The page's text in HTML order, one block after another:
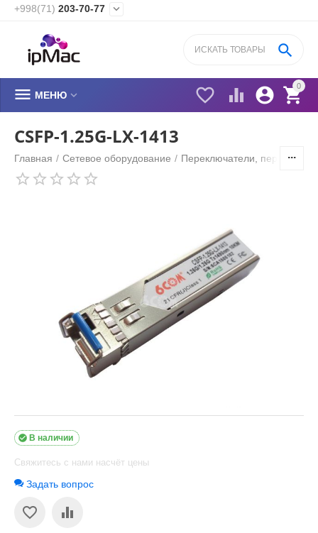
+998(71) 203-70-77 
0


 

 МЕНЮ 
CSFP-1.25G-LX-1413
Главная / Сетевое оборудование / Переключатели,
В наличии

Свяжитесь с нами насчёт цены
Задать вопрос